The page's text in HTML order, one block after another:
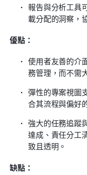
報告與分析工具
載分配的洞察，
優點：
使用者友善的介
務管理，而不需
彈性的專案視圖
合其流程與偏好
強大的任務追蹤
達成、責任分工
致且透明。
缺點：